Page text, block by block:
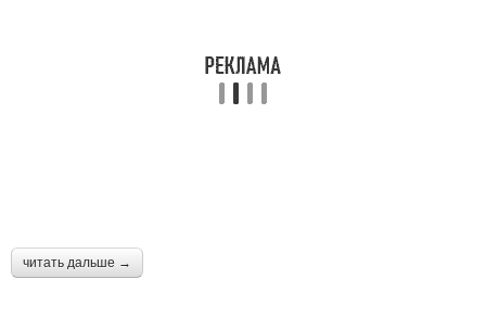
читать дальше →